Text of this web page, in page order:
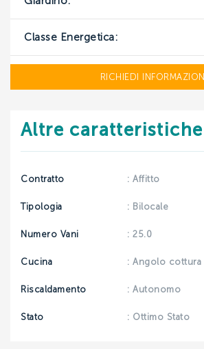
Classe Energetica:
RICHIEDI INFORMAZIONI
Altre caratteristiche
Contratto : Affitto
Tipologia : Bilocale
Numero Vani : 25.0
Cucina : Angolo cottura
Riscaldamento : Autonomo
Stato : Ottimo Stato